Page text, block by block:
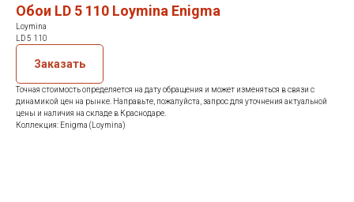
Обои LD 5 110 Loymina Enigma
Loymina
LD 5 110
Заказать
Точная стоимость определяется на дату обращения и может изменяться в связи с
динамикой цен на рынке. Направьте, пожалуйста, запрос для уточнения актуальной
цены и наличия на складе в Краснодаре.
Коллекция: Enigma (Loymina)